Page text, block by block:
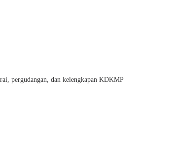
pergudangan, dan kelengkapan KDKMP